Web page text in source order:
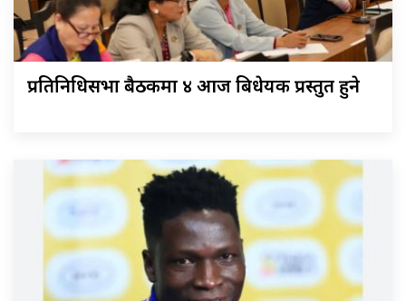
प्रतिनिधिसभा बैठकमा ४ आज बिधेयक प्रस्तुत हुने